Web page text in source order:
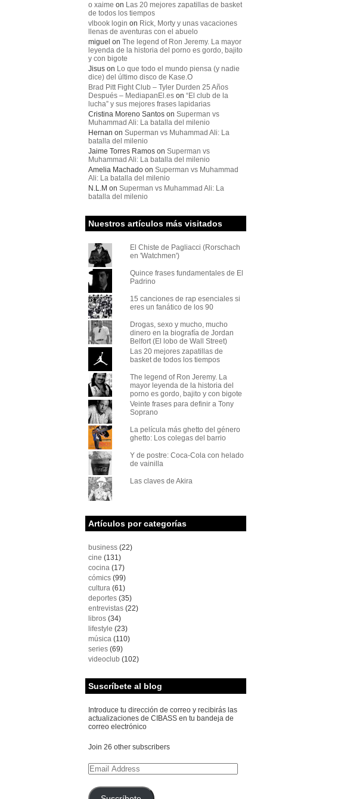
o xaime on Las 20 mejores zapatillas de basket
de todos los tiempos
vlbook login on Rick, Morty y unas vacaciones
llenas de aventuras con el abuelo
miguel on The legend of Ron Jeremy. La mayor
leyenda de la historia del porno es gordo, bajito
y con bigote
Jisuson Lo que todo el mundo piensa (y nadie
dice) del último disco de Kase.O
Brad Pitt Fight Club – Tyler Durden 25 Años
Después – MediapanEl.eson “El club de la
lucha” y sus mejores frases lapidarias
Cristina Moreno Santoson Superman vs
Muhammad Ali: La batalla del milenio
Hernan on Superman vs Muhammad Ali: La
batalla del milenio
Jaime Torres Ramoson Superman vs
Muhammad Ali: La batalla del milenio
Amelia Machadoon Superman vs Muhammad
Ali: La batalla del milenio
N.L.M on Superman vs Muhammad Ali: La
batalla del milenio
Nuestros artículos más visitados
El Chiste de Pagliacci (Rorschach
en 'Watchmen')
Quince frases fundamentales de El
Padrino
15 canciones de rap esenciales si
eres un fanático de los 90
Drogas, sexo y mucho, mucho
dinero en la biografía de Jordan
Belfort (El lobo de Wall Street)
Las 20 mejores zapatillas de
basket de todos los tiempos
The legend of Ron Jeremy. La
mayor leyenda de la historia del
porno es gordo, bajito y con bigote
Veinte frases para definir a Tony
Soprano
La película más ghetto del género
ghetto: Los colegas del barrio
Y de postre: Coca-Cola con helado
de vainilla
Las claves de Akira
Artículos por categorías
business(22)
cine (131)
cocina(17)
cómics(99)
cultura(61)
deportes(35)
entrevistas(22)
libros(34)
lifestyle (23)
música(110)
series(69)
videoclub (102)
Suscríbete al blog
Introduce tu dirección de correo y recibirás las
actualizaciones de CIBASS en tu bandeja de
correo electrónico
Join 26 other subscribers
Email
Address